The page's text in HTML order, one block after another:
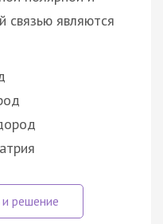
связью являются